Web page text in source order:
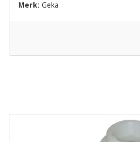
Merk: Geka